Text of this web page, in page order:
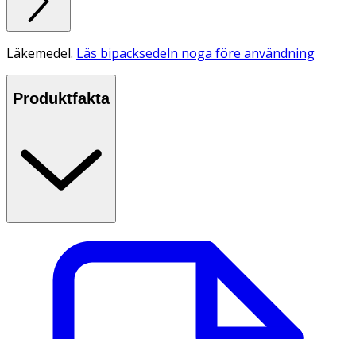
Läkemedel. Läs bipacksedeln noga före användning
Produktfakta